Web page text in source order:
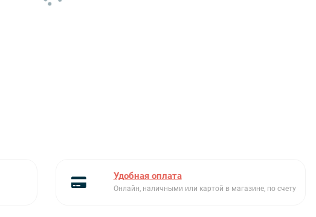
Удобная оплата
Онлайн, наличными или картой в магазине, по счету